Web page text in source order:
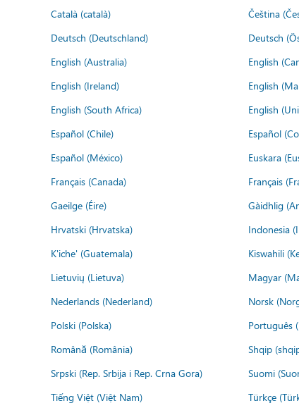
Català (català)
Čeština
Deutsch (Deutschland)
Deutsch
English (Australia)
English
English (Ireland)
English
English (South Africa)
English
Español (Chile)
Español
Español (México)
Euskara
Français (Canada)
Français
Gaeilge (Éire)
Gàidhlig
Hrvatski (Hrvatska)
Indonesia
K'iche' (Guatemala)
Kiswahili
Lietuvių (Lietuva)
Magyar
Nederlands (Nederland)
Norsk
Polski (Polska)
Português
Română (România)
Shqip
Srpski (Rep. Srbija i Rep. Crna Gora)
Suomi
Tiếng Việt (Việt Nam)
Türkçe